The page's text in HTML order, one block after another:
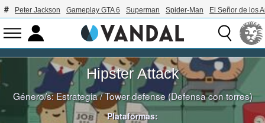
Peter Jackson Gameplay GTA 6 Superman Spider-Man El Señor de los
Hipster Attack
Género/s:Estrategia/Tower defense (Defensa con torres)
Plataformas: